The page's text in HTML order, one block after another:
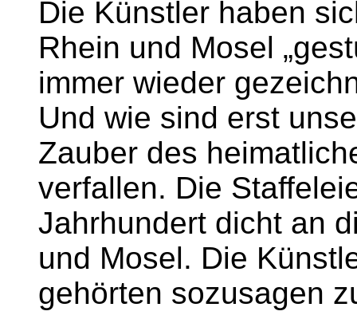
Die Künstler haben
Rhein und Mosel
immer wieder
Und wie sind erst
Zauber des
verfallen. Die
Jahrhundert dicht an
und Mosel. Die
gehörten sozusagen